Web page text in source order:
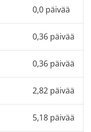
0,0 päivää
0,36 päivää
0,36 päivää
2,82 päivää
5,18 päivää